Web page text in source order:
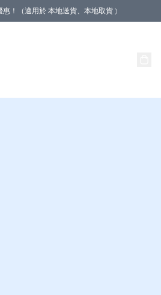
！（適用於 本地送貨、本地取貨 )